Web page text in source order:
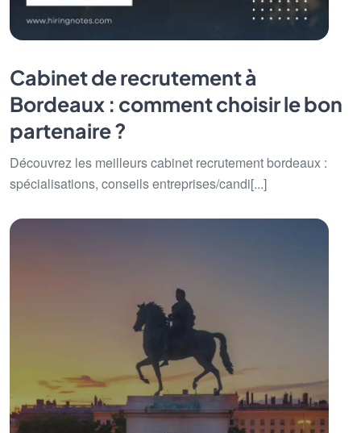
Cabinet de recrutement à
Bordeaux : comment choisir le bon
partenaire ?
Découvrez les meilleurs cabinet recrutement bordeaux :
spécialisations, conseils entreprises/candi[...]